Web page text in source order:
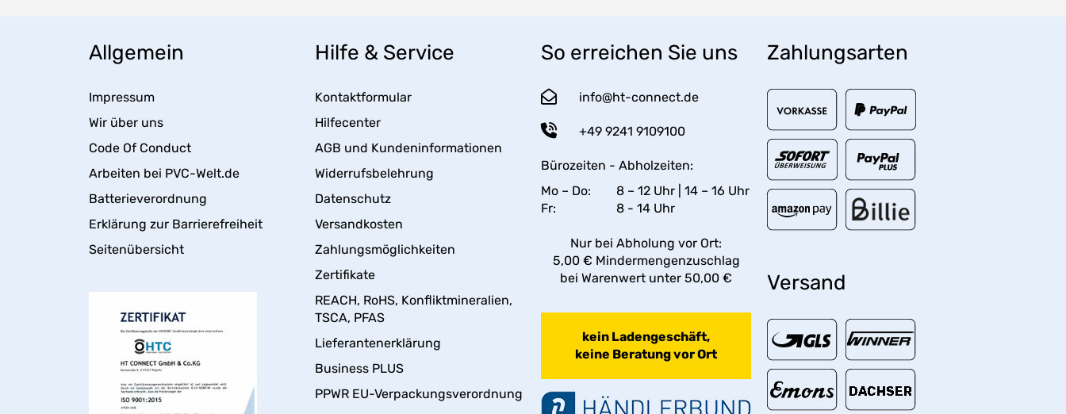
Allgemein
Impressum
Wir über uns
Code Of Conduct
Arbeiten bei PVC-Welt.de
Batterieverordnung
Erklärung zur Barrierefreiheit
Seitenübersicht
Hilfe & Service
Kontaktformular
Hilfecenter
AGB und Kundeninformationen
Widerrufsbelehrung
Datenschutz
Versandkosten
Zahlungsmöglichkeiten
Zertifikate
REACH, RoHS, Konfliktmineralien,
TSCA, PFAS
Lieferantenerklärung
Business PLUS
PPWR EU-Verpackungsverordnung
So erreichen Sie uns
info@ht-connect.de
+49 9241 9109100
Bürozeiten - Abholzeiten:
Mo – Do:
8 – 12 Uhr | 14 – 16 Uhr
Fr:
8 - 14 Uhr
Nur bei Abholung vor Ort:
5,00 € Mindermengenzuschlag
bei Warenwert unter 50,00 €
kein Ladengeschäft,
keine Beratung vor Ort
Zahlungsarten
Versand